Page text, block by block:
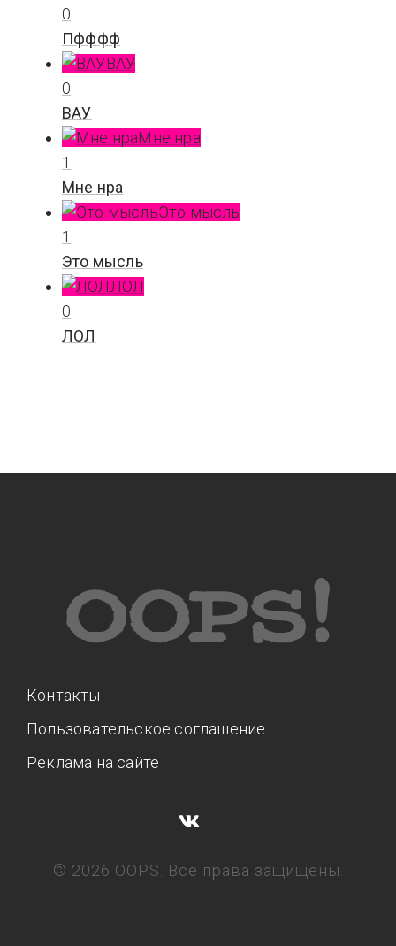
0
Пфффф
ВАУ
0
ВАУ
Мне нра
1
Мне нра
Это мысль
1
Это мысль
ЛОЛ
0
ЛОЛ
Контакты
Пользовательское соглашение
Реклама на сайте
© 2026 OOPS. Все права защищены.